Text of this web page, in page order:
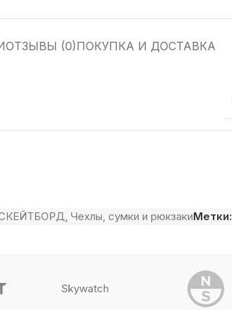
ОТЗЫВЫ (0)ПОКУПКА И ДОСТАВКА
, Чехлы, сумки и рюкзакиМетки:
Skywatch